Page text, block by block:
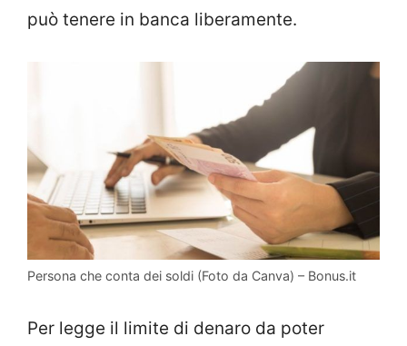
può tenere in banca liberamente.
Persona che conta dei soldi (Foto da Canva) – Bonus.it
Per legge il limite di denaro da poter